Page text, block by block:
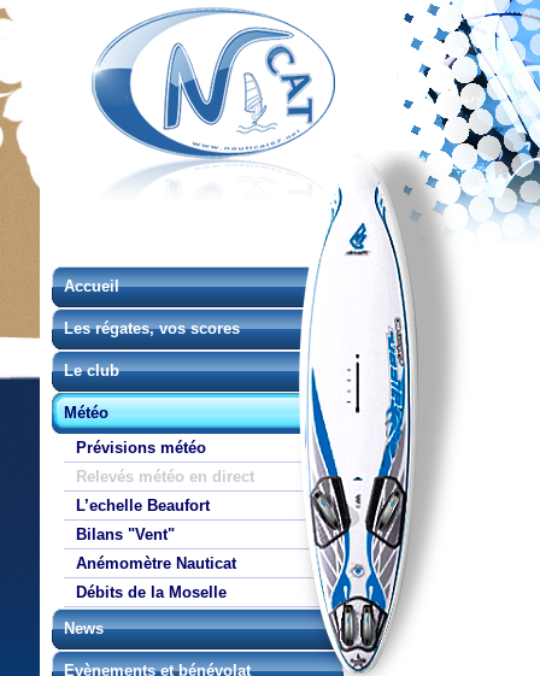
Accueil
Les régates, vos scores
Le club
Météo
Prévisions météo
Relevés météo en direct
L’echelle Beaufort
Bilans "Vent"
Anémomètre Nauticat
Débits de la Moselle
News
Evènements et bénévolat